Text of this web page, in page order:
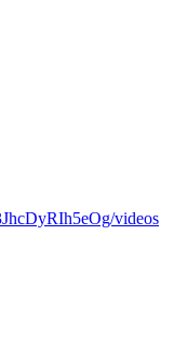
videos